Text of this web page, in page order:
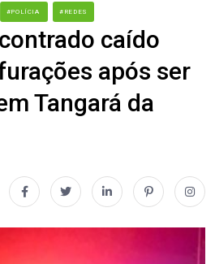
#POLÍCIA #REDES
caído
após ser
Tangará da